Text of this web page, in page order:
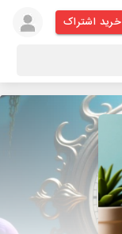
خرید اشتراک